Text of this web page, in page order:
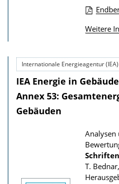
P
u
i
k
a
o
n
o
n
l
s
z
u
r
Weitere
Internationale Energieagentur (IEA)
IEA Energie in
Annex 53:
Gebäuden
Analysen
T.